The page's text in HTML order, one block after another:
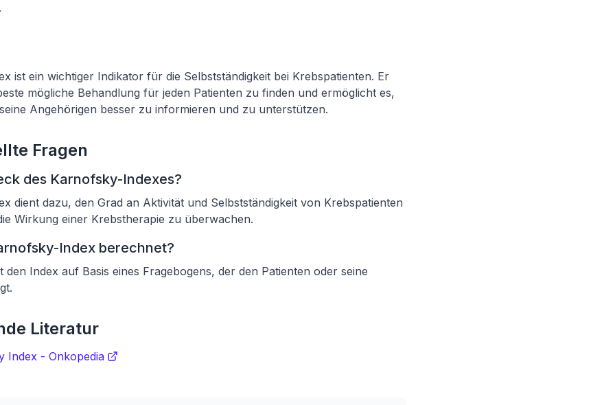
ist ein wichtiger Indikator für die Selbstständigkeit bei Krebspatienten. Er
mögliche Behandlung für jeden Patienten zu finden und ermöglicht es,
Angehörigen besser zu informieren und zu unterstützen.
Fragen
des Karnofsky-Indexes?
dient dazu, den Grad an Aktivität und Selbstständigkeit von Krebspatienten
Wirkung einer Krebstherapie zu überwachen.
Index berechnet?
Index auf Basis eines Fragebogens, der den Patienten oder seine
Literatur
Index - Onkopedia